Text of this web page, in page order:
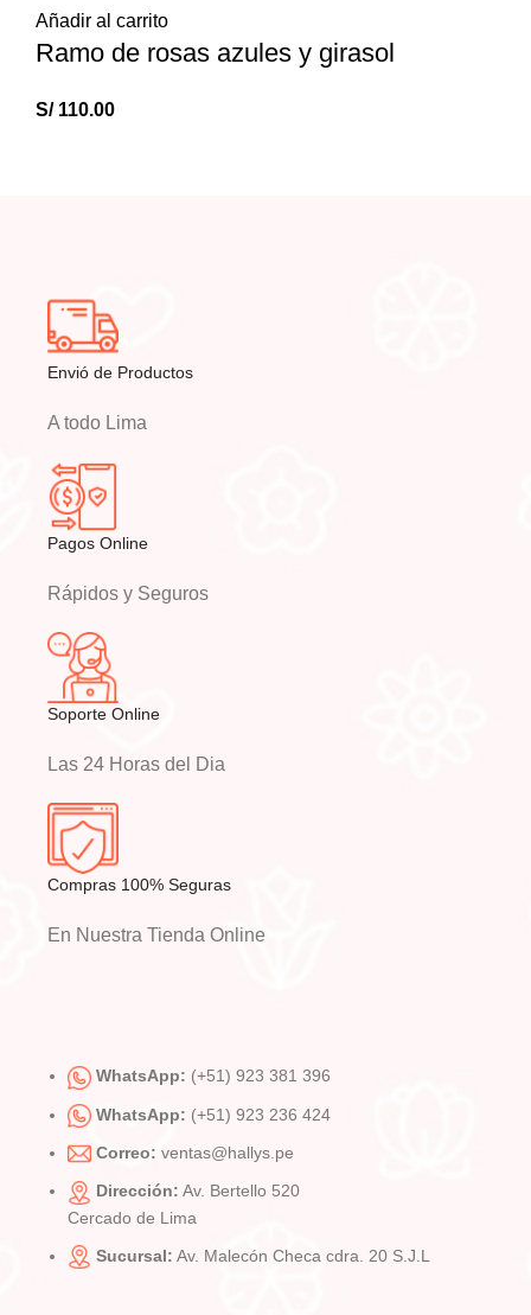
Añadir al carrito
Ramo de rosas azules y girasol
S/ 110.00
Envió de Productos
A todo Lima
Pagos Online
Rápidos y Seguros
Soporte Online
Las 24 Horas del Dia
Compras 100% Seguras
En Nuestra Tienda Online
WhatsApp: (+51) 923 381 396
WhatsApp: (+51) 923 236 424
Correo: ventas@hallys.pe
Dirección: Av. Bertello 520
Cercado de Lima
Sucursal: Av. Malecón Checa cdra. 20 S.J.L